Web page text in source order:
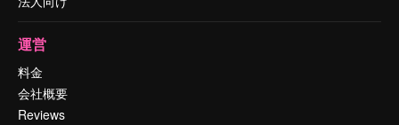
運営
料金
会社概要
Reviews